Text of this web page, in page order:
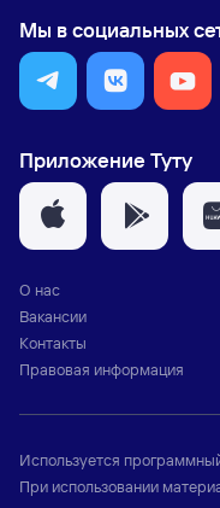
Мы в социальных
Приложение Туту
О нас
Вакансии
Контакты
Правовая информация
Используется
При использовании